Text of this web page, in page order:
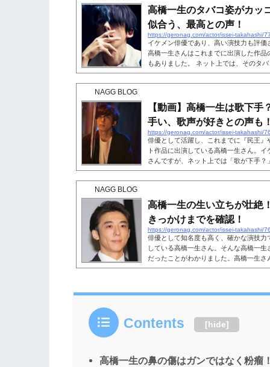
高橋一生のタバコ姿がカッ
似合う、最高との声！
https://geronag.com/actor/issei-takahashi/
イケメン俳優であり、高い演技力も評
高橋一生さんはこれまでに出演した作
もありました。 ネット上では、そのタ
なっていますね。また、高橋一生さん
が、真相が気になる人もいるのではな
う。こちらも読まれています。高橋一
上では、「高橋一生さんのタバコ姿...
NAGG BLOG
【動画】高橋一生は歌下手
手い、歌声が好きとの声も
https://geronag.com/actor/issei-takahashi/
俳優として活躍し、これまでに『民王
ト作品に出演している高橋一生さん。
さんですが、ネット上では「歌が下手
で、「歌上手い」「歌声が好き」とい
になる人も多いのではないでしょうか
は歌下手？ネット上では、高橋一生さ
れました。高橋一生歌下手すぎん？歌...
NAGG BLOG
高橋一生の生い立ちが壮絶
きっかけまでを確認！
https://geronag.com/actor/issei-takahashi/
俳優として知名度も高く、確かな演技
している高橋一生さん。そんな高橋一
だったことがわかりました。高橋一生
できたのか、気になる人もいるのでは
Contents [hide]
高橋一生の鼻の傷はガンではなく粉瘤